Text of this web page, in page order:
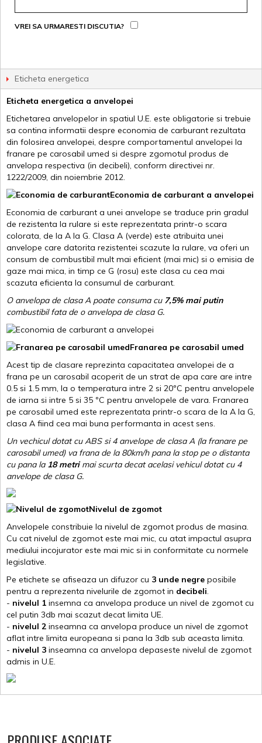
VREI SA URMARESTI DISCUTIA?
Eticheta energetica
Eticheta energetica a anvelopei
Etichetarea anvelopelor in spatiul U.E. este obligatorie si trebuie
sa contina informatii despre economia de carburant rezultata
din folosirea anvelopei, despre comportamentul anvelopei la
franare pe carosabil umed si despre zgomotul produs de
anvelopa respectiva (in decibeli), conform directivei nr.
1222/2009, din noiembrie 2012.
Economia de carburant a anvelopei
Economia de carburant a unei anvelope se traduce prin gradul
de rezistenta la rulare si este reprezentata printr-o scara
colorata, de la A la G. Clasa A (verde) este atribuita unei
anvelope care datorita rezistentei scazute la rulare, va oferi un
consum de combustibil mult mai eficient (mai mic) si o emisia de
gaze mai mica, in timp ce G (rosu) este clasa cu cea mai
scazuta eficienta la consumul de carburant.
O anvelopa de clasa A poate consuma cu 7,5% mai putin
combustibil fata de o anvelopa de clasa G.
Franarea pe carosabil umed
Acest tip de clasare reprezinta capacitatea anvelopei de a
frana pe un carosabil acoperit de un strat de apa care are intre
0.5 si 1.5 mm, la o temperatura intre 2 si 20ºC pentru anvelopele
de iarna si intre 5 si 35 ºC pentru anvelopele de vara. Franarea
pe carosabil umed este reprezentata printr-o scara de la A la G,
clasa A fiind cea mai buna performanta in acest sens.
Un vechicul dotat cu ABS si 4 anvelope de clasa A (la franare pe
carosabil umed) va frana de la 80km/h pana la stop pe o distanta
cu pana la 18 metrimai scurta decat acelasi vehicul dotat cu 4
anvelope de clasa G.
Nivelul de zgomot
Anvelopele constribuie la nivelul de zgomot produs de masina.
Cu cat nivelul de zgomot este mai mic, cu atat impactul asupra
mediului incojurator este mai mic si in conformitate cu normele
legislative.
Pe etichete se afiseaza un difuzor cu 3 unde negre posibile
pentru a reprezenta nivelurile de zgomot in decibeli
- nivelul 1 insemna ca anvelopa produce un nivel de zgomot cu
cel putin 3db mai scazut decat limita UE.
- nivelul 2 inseamna ca anvelopa produce un nivel de zgomot
aflat intre limita europeana si pana la 3db sub aceasta limita.
- nivelul 3 inseamna ca anvelopa depaseste nivelul de zgomot
admis in U.E.